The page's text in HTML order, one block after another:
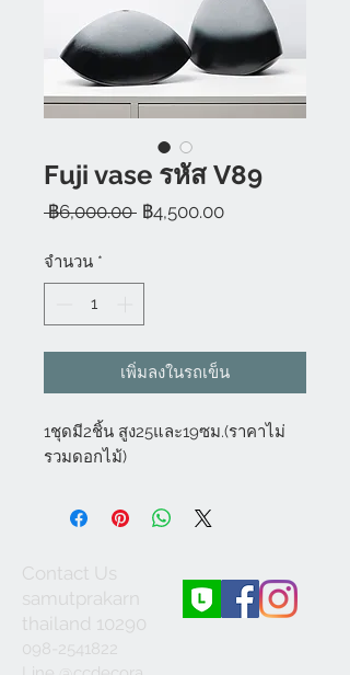
Fuji vase รหัส V89
฿6,000.00 ราคา
฿4,500.00ราคา
จำนวน *
เพิ่มลงในรถเข็น
1ชุดมี2ชิ้น สูง25และ19ซม.(ราคาไม่
รวมดอกไม้)
Contact Us
samutprakarn
thailand 10290
098-2541822